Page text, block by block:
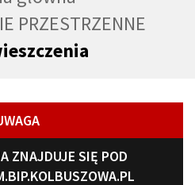
PRZESTRZENNE
ZNAJDUJE SIĘ POD